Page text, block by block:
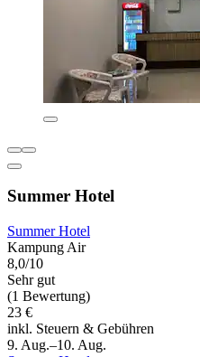
Summer Hotel
Summer Hotel
Kampung Air
8,0/10
Sehr gut
(1 Bewertung)
23 €
inkl. Steuern & Gebühren
9. Aug.–10. Aug.